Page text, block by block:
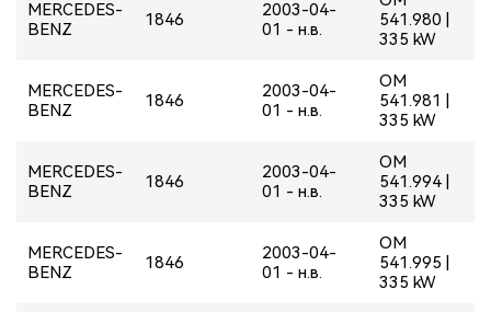
MERCEDES-
BENZ
1846
2003-04-
01 - н.в.
541.980 |
335 kW
MERCEDES-
BENZ
1846
2003-04-
01 - н.в.
OM
541.981 |
335 kW
MERCEDES-
BENZ
1846
2003-04-
01 - н.в.
OM
541.994 |
335 kW
MERCEDES-
BENZ
1846
2003-04-
01 - н.в.
OM
541.995 |
335 kW